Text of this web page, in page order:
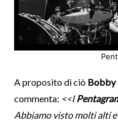
A proposito di ciò Bobby
commenta: <<I
Abbiamo visto molti alti e